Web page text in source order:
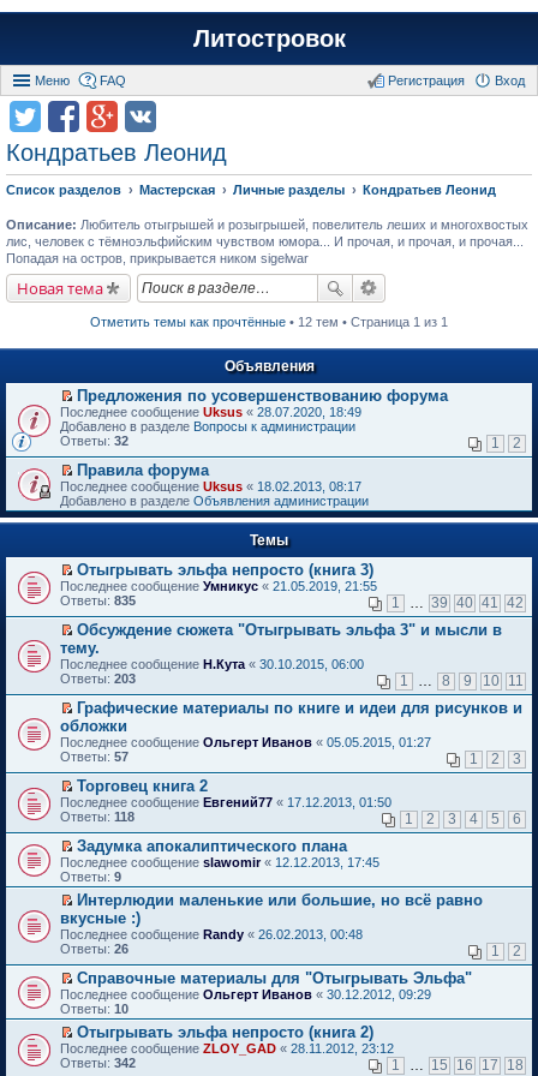
Литостровок
Меню FAQ Вход
Регистрация
Кондратьев Леонид
Список разделов Мастерская Личные разделы Кондратьев Леонид
Описание: Любитель отыгрышей и розыгрышей, повелитель леших и многохвостых
лис, человек с тёмноэльфийским чувством юмора... И прочая, и прочая, и прочая...
Попадая на остров, прикрывается ником sigelwar
Новая тема
Отметить темы как прочтённые • 12 тем • Страница 1 из 1
Объявления
П
е
р
й
т
и
к
п
в
о
м
у
н
е
п
р
о
ч
и
т
а
н
о
м
у
с
о
о
б
щ
е
н
и
ю
Предложения по усовершенствованию форума
Последнее сообщение Uksus « 28.07.2020, 18:49
Добавлено в разделе Вопросы к администрации
Ответы: 32 1 2
П
е
р
е
т
и
к
п
р
о
м
у
н
е
п
р
о
ч
и
т
а
н
о
м
у
с
о
о
б
щ
е
н
и
ю
Правила форума
Последнее сообщение Uksus « 18.02.2013, 08:17
Добавлено в разделе Объявления администрации
Темы
П
е
е
й
т
и
к
п
е
р
в
о
м
у
н
е
р
о
ч
и
а
н
н
о
м
у
с
о
о
б
щ
е
Отыгрывать эльфа непросто (книга 3)
Последнее сообщение Умникус « 21.05.2019, 21:55
Ответы: 835 1 39 40 41 42
П
е
р
е
й
т
и
к
п
е
р
в
о
м
у
н
е
п
р
о
ч
и
а
н
н
о
м
у
с
Обсуждение сюжета "Отыгрывать эльфа 3" и мысли в
тему.
Последнее сообщение Н.Кута « 30.10.2015, 06:00
Ответы: 203 1 8 9 10 11
П
е
р
е
й
и
к
п
е
р
в
о
м
у
н
е
п
р
о
ч
и
т
а
н
Графические материалы по книге и идеи для рисунков и
обложки
Последнее сообщение Ольгерт Иванов « 05.05.2015, 01:27
Ответы: 57 1 2 3
П
е
е
й
т
и
п
е
р
в
о
м
у
н
е
п
р
о
Торговец книга 2
Последнее сообщение Евгений77 « 17.12.2013, 01:50
Ответы: 118 1 2 3 4 5 6
П
е
р
е
й
т
и
п
е
р
в
о
м
у
Задумка апокалиптического плана
Последнее сообщение slawomir« 12.12.2013, 17:45
Ответы: 9
П
е
р
е
й
т
и
к
п
е
р
в
Интерлюдии маленькие или большие, но всё равно
вкусные :)
Последнее сообщение Randy « 26.02.2013, 00:48
Ответы: 26 1 2
П
е
р
е
й
т
Справочные материалы для "Отыгрывать Эльфа"
Последнее сообщение Ольгерт Иванов « 30.12.2012, 09:29
Ответы: 10
П
е
Отыгрывать эльфа непросто (книга 2)
Последнее сообщение ZLOY_GAD « 28.11.2012, 23:12
Ответы: 342 1 15 16 17 18